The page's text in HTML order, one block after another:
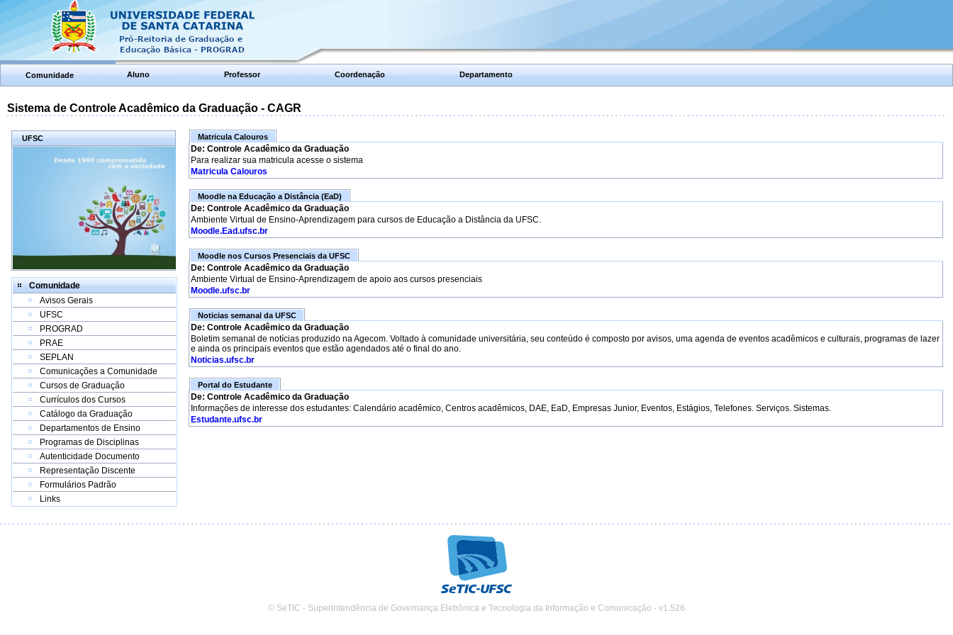
Comunidade Aluno Professor Coordenação Departamento
Sistema de Controle Acadêmico da Graduação - CAGR
UFSC
Comunidade
Avisos Gerais
UFSC
PROGRAD
PRAE
SEPLAN
Comunicações a Comunidade
Cursos de Graduação
Currículos dos Cursos
Catálogo da Graduação
Departamentos de Ensino
Programas de Disciplinas
Autenticidade Documento
Representação Discente
Formulários Padrão
Links
Matricula Calouros
De: Controle Acadêmico da Graduação
Para realizar sua matricula acesse o sistema
Matricula Calouros
Moodle na Educação a Distância (EaD)
De: Controle Acadêmico da Graduação
Ambiente Virtual de Ensino-Aprendizagem para cursos de Educação a Distância da UFSC.
Moodle.Ead.ufsc.br
Moodle nos Cursos Presenciais da UFSC
De: Controle Acadêmico da Graduação
Ambiente Virtual de Ensino-Aprendizagem de apoio aos cursos presenciais
Moodle.ufsc.br
Noticias semanal da UFSC
De: Controle Acadêmico da Graduação
Boletim semanal de notícias produzido na Agecom. Voltado à comunidade universitária, seu conteúdo é composto por avisos, uma agenda de eventos acadêmicos e culturais, programas de lazer
e ainda os principais eventos que estão agendados até o final do ano.
Noticias.ufsc.br
Portal do Estudante
De: Controle Acadêmico da Graduação
Informações de interesse dos estudantes: Calendário acadêmico, Centros acadêmicos, DAE, EaD, Empresas Junior, Eventos, Estágios, Telefones. Serviços. Sistemas.
Estudante.ufsc.br
© SeTIC - Superintendência de Governança Eletrônica e Tecnologia da Informação e Comunicação - v1.526